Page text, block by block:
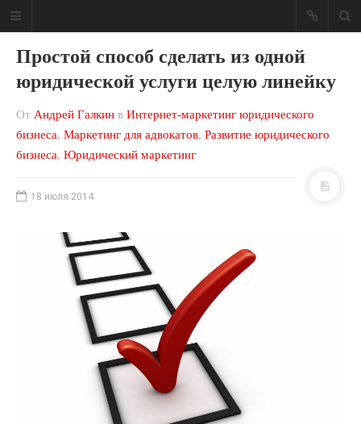
Блог о юридическом
бизнесе
приносить больше денег!
МЕНЮ САЙТА
Консалтинг
Политика обработки
персональных данных
Простой способ сделать из одной
юридической услуги целую линейку
От Андрей Галкин в Интернет-маркетинг юридического
бизнеса, Маркетинг для адвокатов, Развитие юридического
бизнеса, Юридический маркетинг
18 июля 2014